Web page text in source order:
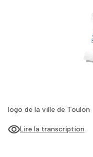
logo de la ville de Toulon
Lire la transcription